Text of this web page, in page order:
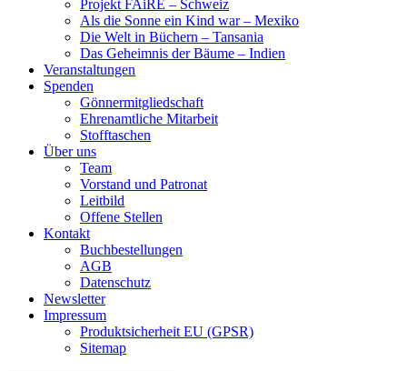
Projekt FAiRE – Schweiz
Als die Sonne ein Kind war – Mexiko
Die Welt in Büchern – Tansania
Das Geheimnis der Bäume – Indien
Veranstaltungen
Spenden
Gönnermitgliedschaft
Ehrenamtliche Mitarbeit
Stofftaschen
Über uns
Team
Vorstand und Patronat
Leitbild
Offene Stellen
Kontakt
Buchbestellungen
AGB
Datenschutz
Newsletter
Impressum
Produktsicherheit EU (GPSR)
Sitemap